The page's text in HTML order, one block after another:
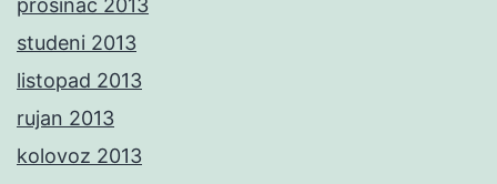
prosinac 2013
studeni 2013
listopad 2013
rujan 2013
kolovoz 2013